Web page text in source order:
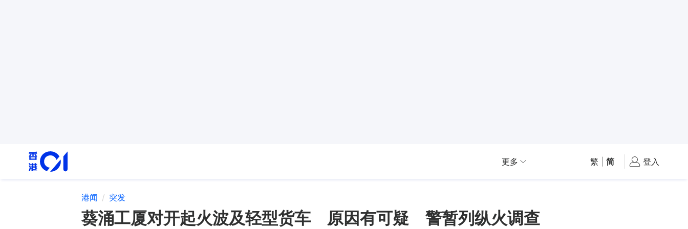
更多 繁 简 登入
港闻 突发
葵涌工厦对开起火波及轻型货车 原因有可疑 警暂列纵火调查